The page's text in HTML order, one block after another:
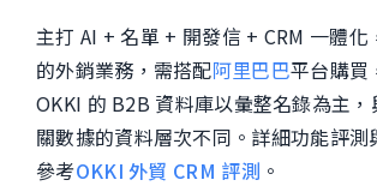
主打 AI + 名單 + 開發信 + CRM 一體化
的外銷業務，需搭配阿里巴巴平台購買
OKKI 的 B2B 資料庫以彙整名錄為主
關數據的資料層次不同。詳細功能評測
參考OKKI 外貿 CRM 評測 。